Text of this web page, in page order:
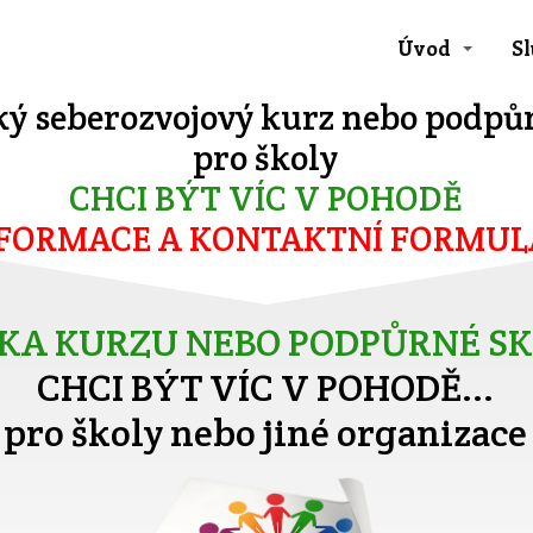
Úvod
seberozvojový kurz nebo
pro školy
CHCI BÝT VÍC V POHODĚ
A KONTAKTNÍ
KURZU NEBO PODPŮRNÉ
CHCI BÝT VÍC V POHODĚ...
pro školy nebo jiné organizace